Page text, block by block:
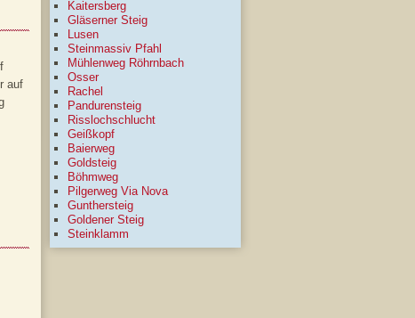
auf
Kaitersberg
Gläserner Steig
Lusen
Steinmassiv Pfahl
Mühlenweg Röhrnbach
Osser
Rachel
Pandurensteig
Risslochschlucht
Geißkopf
Baierweg
Goldsteig
Böhmweg
Pilgerweg Via Nova
Gunthersteig
Goldener Steig
Steinklamm